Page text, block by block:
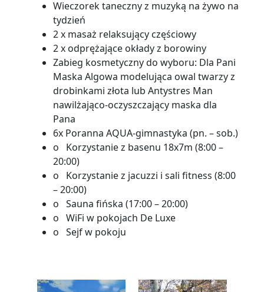
Wieczorek taneczny z muzyką na żywo na
tydzień
2 x masaż relaksujący częściowy
2 x odprężające okłady z borowiny
Zabieg kosmetyczny do wyboru: Dla Pani
Maska Algowa modelująca owal twarzy z
drobinkami złota lub Antystres Man
nawilżająco-oczyszczający maska dla
Pana
6x Poranna AQUA-gimnastyka (pn. – sob.)
o Korzystanie z basenu 18x7m (8:00 –
20:00)
o Korzystanie z jacuzzi i sali fitness (8:00
– 20:00)
o Sauna fińska (17:00 – 20:00)
o WiFi w pokojach De Luxe
o Sejf w pokoju